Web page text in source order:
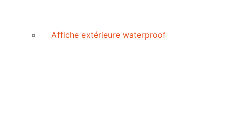
Affiche extérieure waterproof